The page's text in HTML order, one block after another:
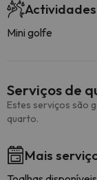
Actividades
Mini golfe
Serviços de
Estes serviços são
quarto.
Mais